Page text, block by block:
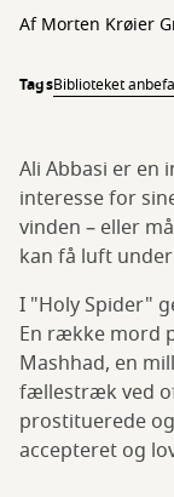
Af Morten Krøier
TagsBiblioteket
Ali Abbasi er en
interesse for
vinden – eller
kan få luft
I "Holy Spider"
En række mord
Mashhad, en
fællestræk ved
prostituerede
accepteret og